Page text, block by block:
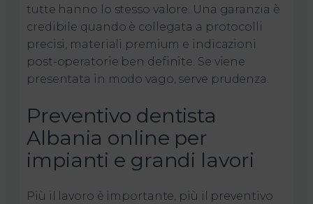
tutte hanno lo stesso valore. Una garanzia è
credibile quando è collegata a protocolli
precisi, materiali premium e indicazioni
post-operatorie ben definite. Se viene
presentata in modo vago, serve prudenza.
Preventivo dentista
Albania online per
impianti e grandi lavori
Più il lavoro è importante, più il preventivo